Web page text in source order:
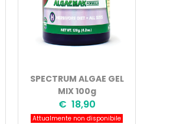
SPECTRUM ALGAE GEL
MIX 100g
€ 18,90
Attualmente non disponibile